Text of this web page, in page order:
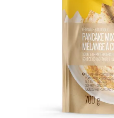
ADD TO CART